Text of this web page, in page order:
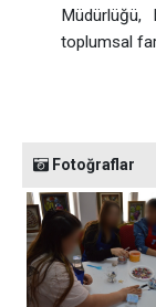
Müdürlüğü,
toplumsal
Fotoğraflar